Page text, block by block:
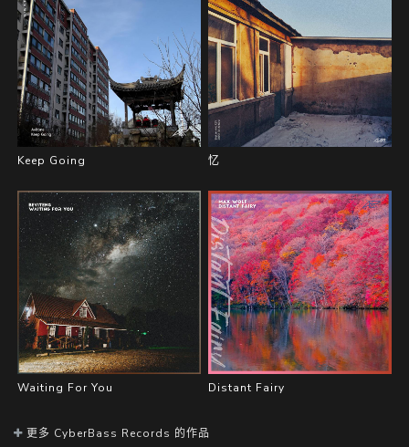
Keep Going 忆
Waiting For You Distant Fairy
更多 CyberBass Records 的作品